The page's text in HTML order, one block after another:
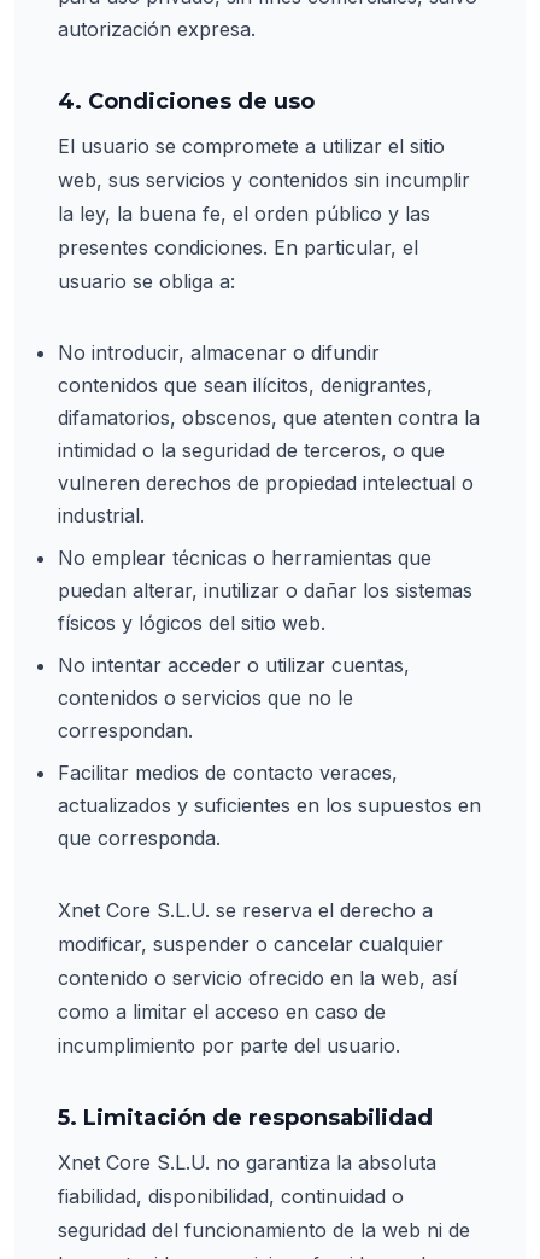
autorización expresa.
4. Condiciones de uso
El usuario se compromete a utilizar el sitio
web, sus servicios y contenidos sin incumplir
la ley, la buena fe, el orden público y las
presentes condiciones. En particular, el
usuario se obliga a:
No introducir, almacenar o difundir
contenidos que sean ilícitos, denigrantes,
difamatorios, obscenos, que atenten contra la
intimidad o la seguridad de terceros, o que
vulneren derechos de propiedad intelectual o
industrial.
No emplear técnicas o herramientas que
puedan alterar, inutilizar o dañar los sistemas
físicos y lógicos del sitio web.
No intentar acceder o utilizar cuentas,
contenidos o servicios que no le
correspondan.
Facilitar medios de contacto veraces,
actualizados y suficientes en los supuestos en
que corresponda.
Xnet Core S.L.U. se reserva el derecho a
modificar, suspender o cancelar cualquier
contenido o servicio ofrecido en la web, así
como a limitar el acceso en caso de
incumplimiento por parte del usuario.
5. Limitación de responsabilidad
Xnet Core S.L.U. no garantiza la absoluta
fiabilidad, disponibilidad, continuidad o
seguridad del funcionamiento de la web ni de